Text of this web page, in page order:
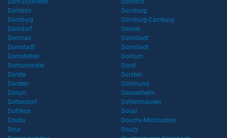
Dorn-Dürkheim
Dornach
Dornbirn
Dornburg
Dornburg
Dornburg-Camburg
Dorndorf
Dornes
Dornhan
Dornstadt
Dornstadt
Dornstadt
Dornstetten
Dornum
Dornumersiel
Dorst
Dorste
Dorsten
Dorsten
Dortmund
Dorum
Dossenheim
Dottendorf
Dotternhausen
Dottikon
Douai
Doubs
Douchy-Montcorbon
Dour
Douzy